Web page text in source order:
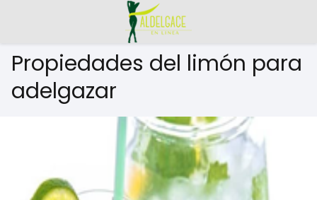
Propiedades del limón para
adelgazar